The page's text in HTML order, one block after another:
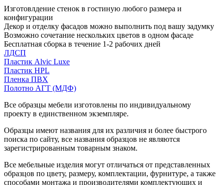
Изготовлдение стенок в гостиную любого размера и
конфигурации
Декор и отделку фасадов можно выполнить под вашу задумку
Возможно сочетание нескольких цветов в одном фасаде
Бесплатная сборка в течение 1-2 рабочих дней
ЛДСП
Пластик Alvic Luxe
Пластик HPL
Пленка ПВХ
Полотно АГТ (МДФ)
Все образцы мебели изготовлены по индивидуальному
проекту в единственном экземпляре.
Образцы имеют названия для их различия и более быстрого
поиска по сайту, все названия образцов не являются
зарегистрированным товарным знаком.
Все мебельные изделия могут отличаться от представленных
образцов по цвету, размеру, комплектации, фурнитуре, а также
способами монтажа и производителями комплектующих и